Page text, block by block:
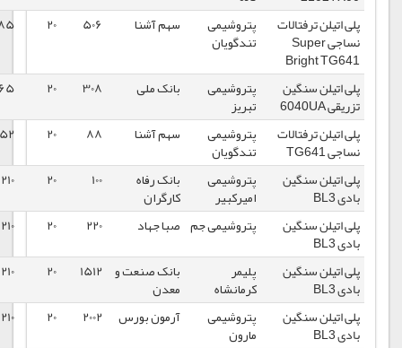
پتروشیمی
تندگویان
سهم آشنا 506
20
99585
1399/03/13
پتروشیمی
تبریز
بانک ملی 308
20
102065
1399/03/13
پتروشیمی
تندگویان
سهم آشنا 88
20
95952
1399/03/13
پتروشیمی
امیرکبیر
بانک رفاه 100
20
1399/03/13
پتروشیمی جم صبا جهاد 220
20
1399/03/13
پلیمر
کرمانشاه
بانک صنعت و 20
104210
1399/03/13
پتروشیمی
مارون
آرمون بورس 2002
20
104210
1399/03/13